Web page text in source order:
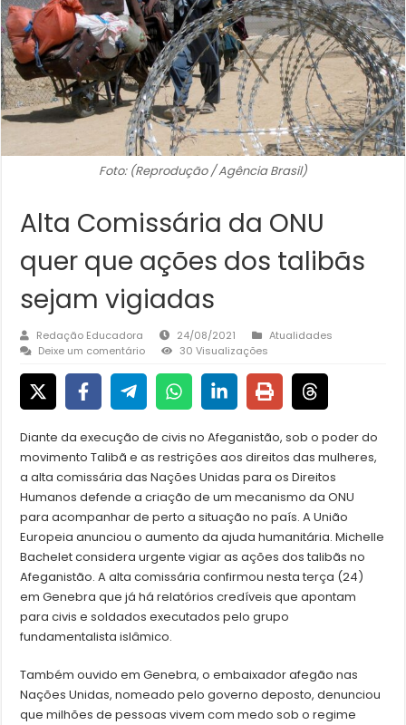
Foto: (Reprodução / Agência Brasil)
Alta Comissária da ONU
quer que ações dos talibãs
sejam vigiadas
Redação Educadora 24/08/2021
Atualidades
Deixe um comentário
30 Visualizações
Diante da execução de civis no Afeganistão, sob o poder do
movimento Talibã e as restrições aos direitos das mulheres,
a alta comissária das Nações Unidas para os Direitos
Humanos defende a criação de um mecanismo da ONU
para acompanhar de perto a situação no país. A União
Europeia anunciou o aumento da ajuda humanitária. Michelle
Bachelet considera urgente vigiar as ações dos talibãs no
Afeganistão. A alta comissária confirmou nesta terça (24)
em Genebra que já há relatórios credíveis que apontam
para civis e soldados executados pelo grupo
fundamentalista islâmico.
Também ouvido em Genebra, o embaixador afegão nas
Nações Unidas, nomeado pelo governo deposto, denunciou
que milhões de pessoas vivem com medo sob o regime